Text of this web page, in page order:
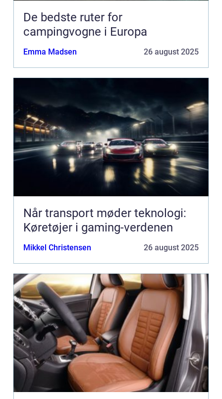
De bedste ruter for
campingvogne i Europa
Emma Madsen 26 august 2025
Når transport møder teknologi:
Køretøjer i gaming-verdenen
Mikkel Christensen 26 august 2025